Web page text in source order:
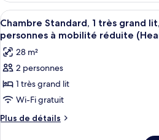
2
grands
lits,
vue
fleuve
type
de
chambre
Chambre
Standard,
2
grands
lits,
vue
Afficher
toutes
les
photos
pour
ce
type
de
Une
4
Chambre Standard, 1 très grand
personnes à mobilité réduite
28 m²
2 personnes
1 très grand lit
Wi-Fi gratuit
Plus de détails
Plus